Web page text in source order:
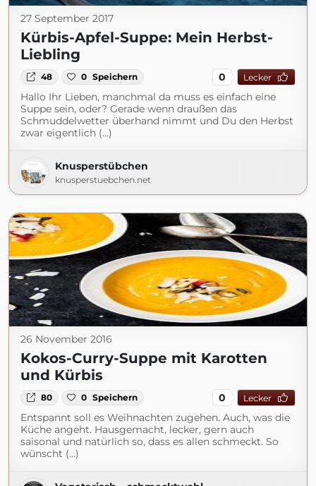
27 September 2017
Kürbis-Apfel-Suppe: Mein Herbst-
Liebling
48 0 Speichern 0 Lecker
Hallo Ihr Lieben, manchmal da muss es einfach eine
Suppe sein, oder? Gerade wenn draußen das
Schmuddelwetter überhand nimmt und Du den Herbst
zwar eigentlich (...)
Knusperstübchen
knusperstuebchen.net
26 November 2016
Kokos-Curry-Suppe mit Karotten
und Kürbis
80 0 Speichern 0 Lecker
Entspannt soll es Weihnachten zugehen. Auch, was die
Küche angeht. Hausgemacht, lecker, gern auch
saisonal und natürlich so, dass es allen schmeckt. So
wünscht (...)